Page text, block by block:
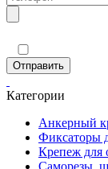
Отправить
Категории
Анкерный
Фиксаторы
Крепеж для
Саморезы,